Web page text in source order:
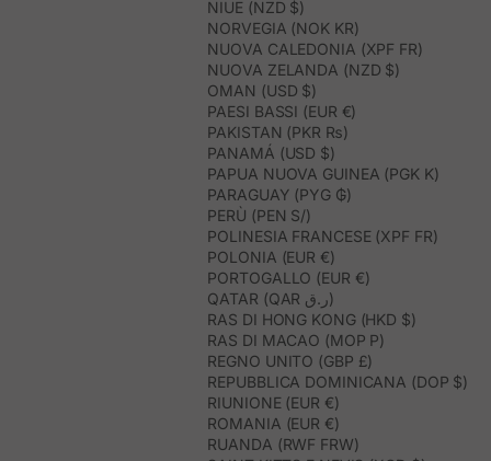
NIUE (NZD $)
NORVEGIA (NOK KR)
NUOVA CALEDONIA (XPF FR)
NUOVA ZELANDA (NZD $)
OMAN (USD $)
PAESI BASSI (EUR €)
PAKISTAN (PKR ₨)
PANAMÁ (USD $)
PAPUA NUOVA GUINEA (PGK K)
PARAGUAY (PYG ₲)
PERÙ (PEN S/)
POLINESIA FRANCESE (XPF FR)
POLONIA (EUR €)
PORTOGALLO (EUR €)
QATAR (QAR ر.ق)
RAS DI HONG KONG (HKD $)
RAS DI MACAO (MOP P)
REGNO UNITO (GBP £)
REPUBBLICA DOMINICANA (DOP $)
RIUNIONE (EUR €)
ROMANIA (EUR €)
RUANDA (RWF FRW)